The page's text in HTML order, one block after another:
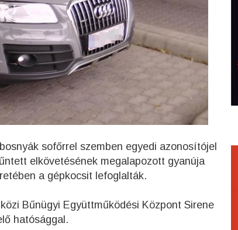
sofőrrel szemben egyedi azonosítójel
elkövetésének megalapozott gyanúja
a gépkocsit lefoglalták.
Bűnügyi Együttműködési Központ Sirene
hatósággal.